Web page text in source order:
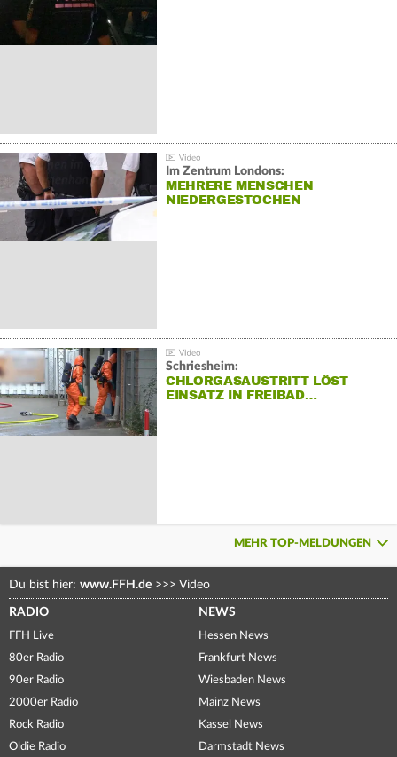
Im Zentrum Londons:
MEHRERE MENSCHEN
NIEDERGESTOCHEN
Schriesheim:
CHLORGASAUSTRITT LÖST
EINSATZ IN FREIBAD…
MEHR TOP-MELDUNGEN
Du bist hier: www.FFH.de >>> Video
RADIO
FFH Live
80er Radio
90er Radio
2000er Radio
Rock Radio
Oldie Radio
NEWS
Hessen News
Frankfurt News
Wiesbaden News
Mainz News
Kassel News
Darmstadt News